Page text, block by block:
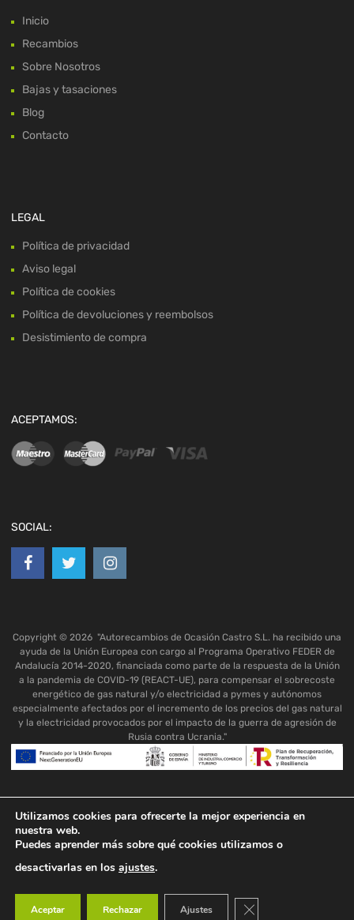
Inicio
Recambios
Sobre Nosotros
Bajas y tasaciones
Blog
Contacto
LEGAL
Política de privacidad
Aviso legal
Política de cookies
Política de devoluciones y reembolsos
Desistimiento de compra
ACEPTAMOS:
SOCIAL:
Copyright © 2026 "Autorecambios de Ocasión Castro S.L. ha recibido una
ayuda de la Unión Europea con cargo al Programa Operativo FEDER de
Andalucía 2014-2020, financiada como parte de la respuesta de la Unión
a la pandemia de COVID-19 (REACT-UE), para compensar el sobrecoste
energético de gas natural y/o electricidad a pymes y autónomos
especialmente afectados por el incremento de los precios del gas natural
y la electricidad provocados por el impacto de la guerra de agresión de
Rusia contra Ucrania."
Utilizamos cookies para ofrecerte la mejor experiencia en
nuestra web.
Puedes aprender más sobre qué cookies utilizamos o
desactivarlas en los ajustes.
Aceptar Rechazar Ajustes Cerrar el banner de